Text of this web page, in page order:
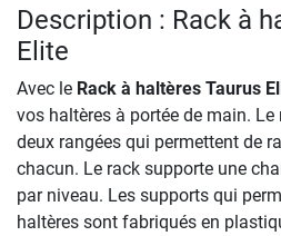
Description : Rack à
Elite
Avec le Rack à haltères Taurus
vos haltères à portée de main.
deux rangées qui permettent de
chacun. Le rack supporte une
par niveau. Les supports qui
haltères sont fabriqués en